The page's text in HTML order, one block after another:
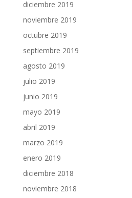
diciembre 2019
noviembre 2019
octubre 2019
septiembre 2019
agosto 2019
julio 2019
junio 2019
mayo 2019
abril 2019
marzo 2019
enero 2019
diciembre 2018
noviembre 2018